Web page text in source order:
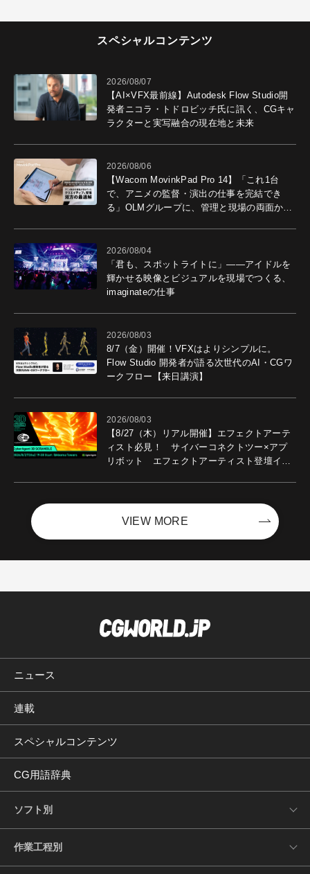
スペシャルコンテンツ
2026/08/07
【AI×VFX最前線】Autodesk Flow Studio開
発者ニコラ・トドロビッチ氏に訊く、CGキャ
ラクターと実写融合の現在地と未来
2026/08/06
【Wacom MovinkPad Pro 14】「これ1台
で、アニメの監督・演出の仕事を完結でき
る」OLMグループに、管理と現場の両面から
2026/08/04
「君も、スポットライトに」――アイドルを
輝かせる映像とビジュアルを現場でつくる、
imaginateの仕事
2026/08/03
8/7（金）開催！VFXはよりシンプルに。
Flow Studio 開発者が語る次世代のAI・CGワ
ークフロー【来日講演】
2026/08/03
【8/27（木）リアル開催】エフェクトアーテ
ィスト必見！ サイバーコネクトツー×アプ
リボット エフェクトアーティスト登壇イベ
VIEW MORE
ニュース
連載
スペシャルコンテンツ
CG用語辞典
ソフト別
作業工程別